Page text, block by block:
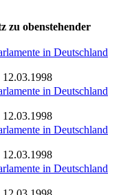
zu obenstehender
in Deutschland
12.03.1998
in Deutschland
12.03.1998
in Deutschland
12.03.1998
in Deutschland